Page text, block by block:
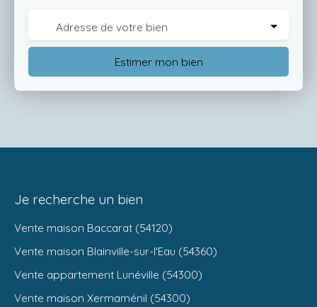
Adresse de votre bien
Estimer mon bien
Je recherche un bien
Vente maison Baccarat (54120)
Vente maison Blainville-sur-l'Eau (54360)
Vente appartement Lunéville (54300)
Vente maison Xermaménil (54300)